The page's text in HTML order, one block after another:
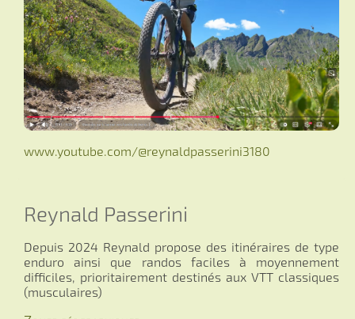
www.youtube.com/@reynaldpasserini3180
Reynald Passerini
Depuis 2024 Reynald propose des itinéraires de type
enduro ainsi que randos faciles à moyennement
difficiles, prioritairement destinés aux VTT classiques
(musculaires)